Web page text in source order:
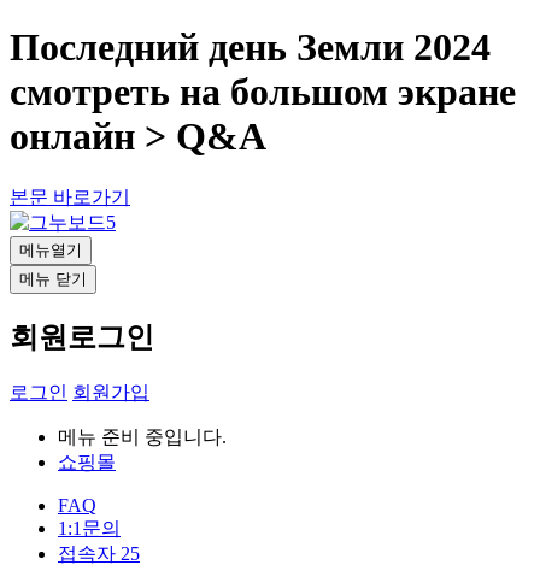
Последний день Земли 2024
смотреть на большом экране
онлайн > Q&A
본문 바로가기
메뉴열기
메뉴 닫기
회원로그인
로그인 회원가입
메뉴 준비 중입니다.
쇼핑몰
FAQ
1:1문의
접속자 25